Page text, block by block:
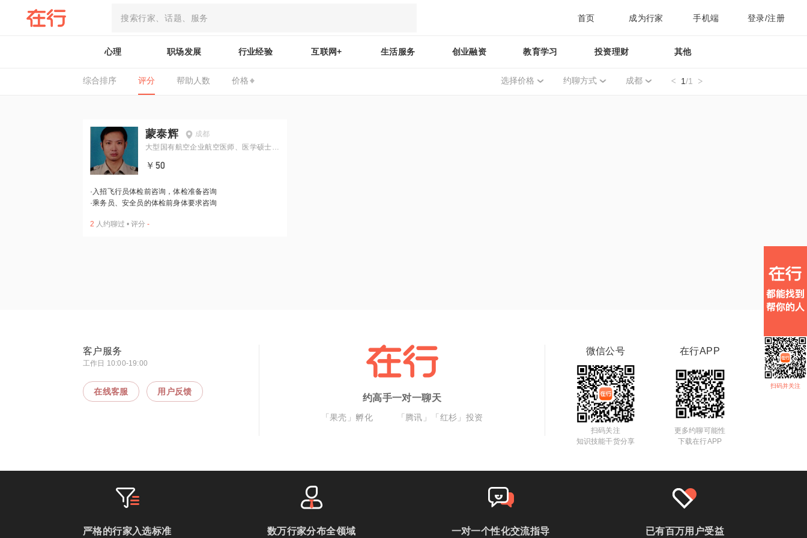
首页 成为行家 手机端 登录/注册
心理 职场发展 行业经验 互联网+ 生活服务 创业融资 教育学习 投资理财 其他
综合排序 评分 帮助人数 价格 选择价格 约聊方式 成都 1/1
蒙泰辉
成都
大型国有航空企业航空医师、医学硕士、
￥50
· 入招飞行员体检前咨询，体检准备咨询
·乘务员、安全员的体检前身体要求咨询
2 人约聊过 • 评分 -
扫码并关注
客户服务
工作日 10:00-19:00
在线客服 用户反馈
约高手一对一聊天
「果壳」孵化 「腾讯」「红杉」投资
微信公号
扫码关注
知识技能干货分享
在行APP
更多约聊可能性
下载在行APP
严格的行家入选标准 数万行家分布全领域 一对一个性化交流指导 已有百万用户受益